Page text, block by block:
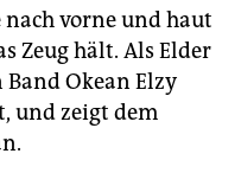
vorne und haut
Zeug hält. Als Elder
Okean Elzy
und zeigt dem